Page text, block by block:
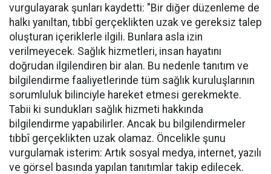
vurgulayarak şunları kaydetti: "Bir diğer düzenleme de
halkı yanıltan, tıbbî gerçeklikten uzak ve gereksiz talep
oluşturan içeriklerle ilgili. Bunlara asla izin
verilmeyecek. Sağlık hizmetleri, insan hayatını
doğrudan ilgilendiren bir alan. Bu nedenle tanıtım ve
bilgilendirme faaliyetlerinde tüm sağlık kuruluşlarının
sorumluluk bilinciyle hareket etmesi gerekmekte.
Tabii ki sundukları sağlık hizmeti hakkında
bilgilendirme yapabilirler. Ancak bu bilgilendirmeler
tıbbî gerçeklikten uzak olamaz. Öncelikle şunu
vurgulamak isterim: Artık sosyal medya, internet, yazılı
ve görsel basında yapılan tanıtımlar takip edilecek.